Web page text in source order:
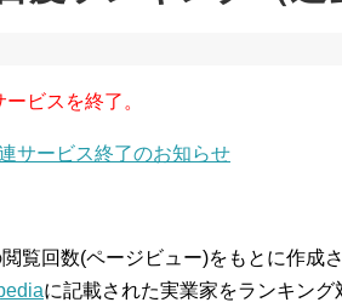
ビスを終了。
サービス終了のお知らせ
覧回数(ページビュー)をもとに作成さ
に記載された実業家をランキング